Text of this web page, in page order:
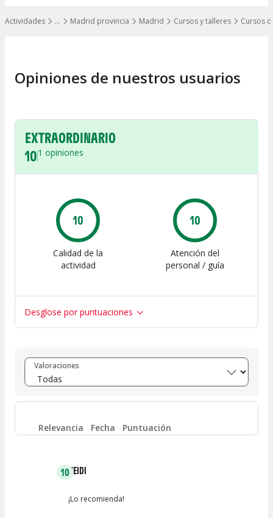
…
Mostrar todos los niveles
Actividades Madrid provincia Madrid Cursos y talleres Cursos
Opiniones de nuestros usuarios
EXTRAORDINARIO
101 opiniones
10
Calidad de la
actividad
10
Atención del
personal / guía
Desglose por puntuaciones
Entre 8 y 10 (1)
Entre 6 y 8 (0)
Entre 4 y 6 0
Valoraciones
Relevancia Fecha Puntuación
10HEIDI
¡Lo recomienda!